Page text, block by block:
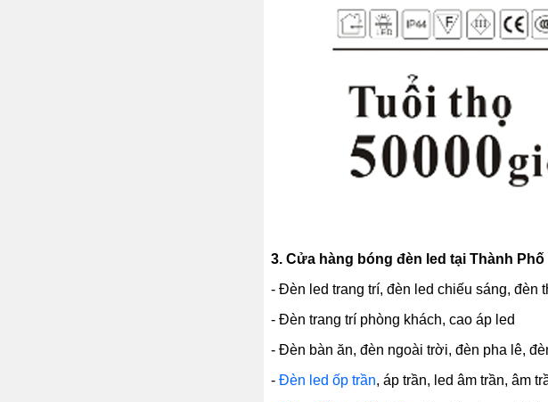
3. Cửa hàng bóng đèn led tại Thành
- Đèn led trang trí, đèn led chiếu sáng, đèn
- Đèn trang trí phòng khách, cao áp led
- Đèn bàn ăn, đèn ngoài trời, đèn pha lê,
- Đèn led ốp trần, áp trần, led âm trần, âm